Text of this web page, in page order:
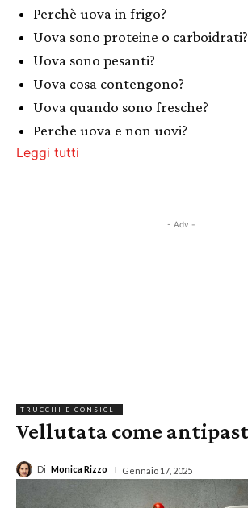
Perchè uova in frigo?
Uova sono proteine o carboidrati?
Uova sono pesanti?
Uova cosa contengono?
Uova quando sono fresche?
Perche uova e non uovi?
Leggi tutti
- Adv -